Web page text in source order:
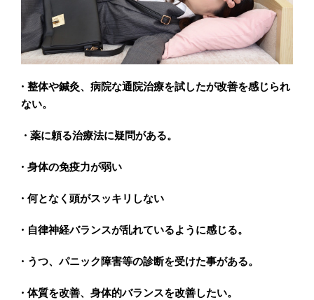
• 整体や鍼灸、病院な通院治療を試したが改善を感じられ
ない。
• 薬に頼る治療法に疑問がある。
• 身体の免疫力が弱い
• 何となく頭がスッキリしない
• 自律神経バランスが乱れているように感じる。
• うつ、パニック障害等の診断を受けた事がある。
• 体質を改善、身体的バランスを改善したい。